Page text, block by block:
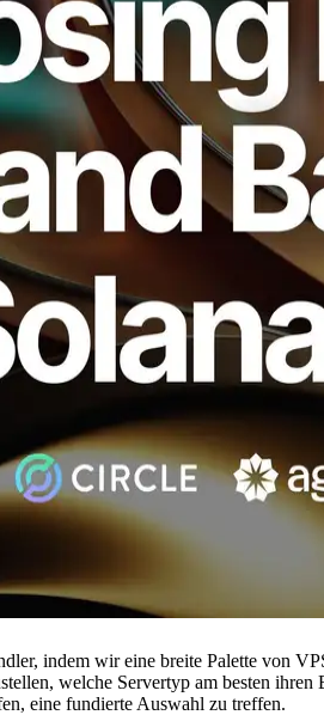
indem wir eine breite Palette von
welche Servertyp am besten
eine fundierte Auswahl zu treffen.